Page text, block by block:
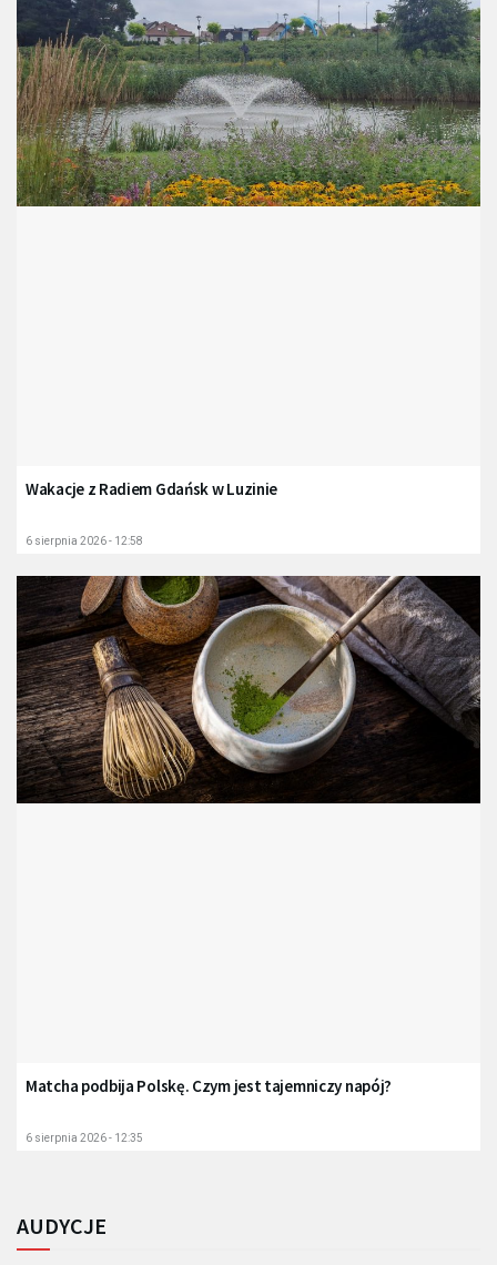
Wakacje z Radiem Gdańsk w Luzinie
6 sierpnia 2026 - 12:58
Matcha podbija Polskę. Czym jest tajemniczy napój?
6 sierpnia 2026 - 12:35
AUDYCJE